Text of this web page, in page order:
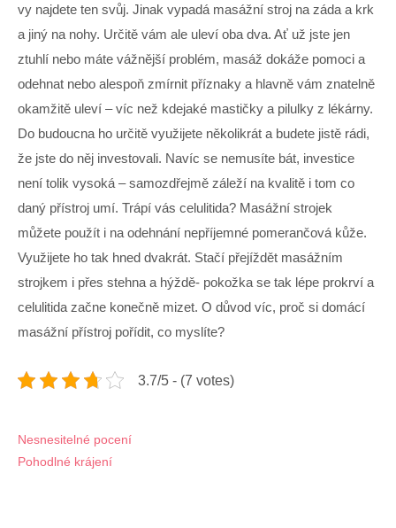
vy najdete ten svůj. Jinak vypadá masážní stroj na záda a krk
a jiný na nohy. Určitě vám ale uleví oba dva. Ať už jste jen
ztuhlí nebo máte vážnější problém, masáž dokáže pomoci a
odehnat nebo alespoň zmírnit příznaky a hlavně vám znatelně
okamžitě uleví – víc než kdejaké mastičky a pilulky z lékárny.
Do budoucna ho určitě využijete několikrát a budete jistě rádi,
že jste do něj investovali. Navíc se nemusíte bát, investice
není tolik vysoká – samozdřejmě záleží na kvalitě i tom co
daný přístroj umí. Trápí vás celulitida? Masážní strojek
můžete použít i na odehnání nepříjemné pomerančová kůže.
Využijete ho tak hned dvakrát. Stačí přejíždět masážním
strojkem i přes stehna a hýždě- pokožka se tak lépe prokrví a
celulitida začne konečně mizet. O důvod víc, proč si domácí
masážní přístroj pořídit, co myslíte?
3.7/5 - (7 votes)
Navigace
pro
Nesnesitelné pocení
Pohodlné krájení